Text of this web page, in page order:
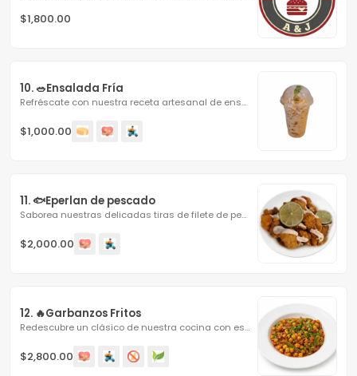
$1,800.00
10. 🥗Ensalada Fría
Refréscate con nuestra receta artesanal de ensalada fría,...
$1,000.00
11. 🐟Eperlan de pescado
Saborea nuestras delicadas tiras de filete de pescado...
$2,000.00
12. 🔥Garbanzos Fritos
Redescubre un clásico de nuestra cocina con estos...
$2,800.00